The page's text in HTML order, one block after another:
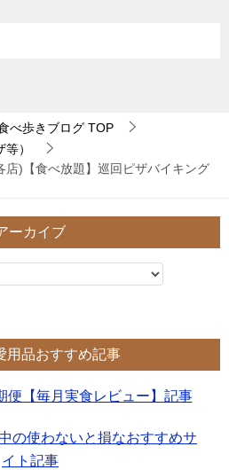
べ歩きブログ TOP
）
店)【食べ放題】巡回ピザバイキング
ーカイブ
用品おすすめ記事
便【毎月実食レビュー】記事
の使わないと損なおすすめサ
イト記事